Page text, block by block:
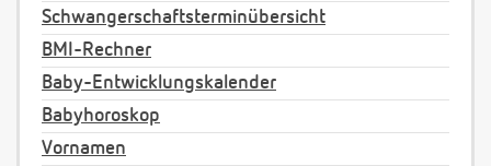
Schwangerschaftsterminübersicht
BMI-Rechner
Baby-Entwicklungskalender
Babyhoroskop
Vornamen